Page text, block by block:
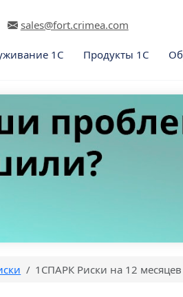
sales@fort.crimea.com
1С Продукты 1С
1СПАРК Риски на 12 месяцев